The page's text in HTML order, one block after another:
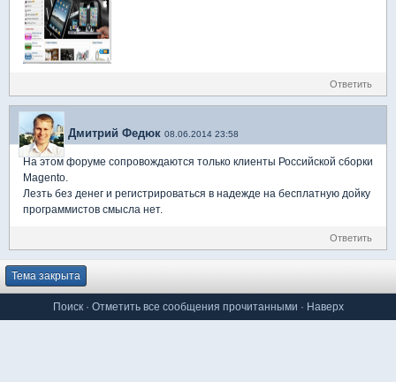
Ответить
Дмитрий Федюк 08.06.2014 23:58
На этом форуме сопровождаются только клиенты Российской сборки
Magento.
Лезть без денег и регистрироваться в надежде на бесплатную дойку
программистов смысла нет.
Ответить
Тема закрыта
Поиск· Отметить все сообщения прочитанными · Наверх